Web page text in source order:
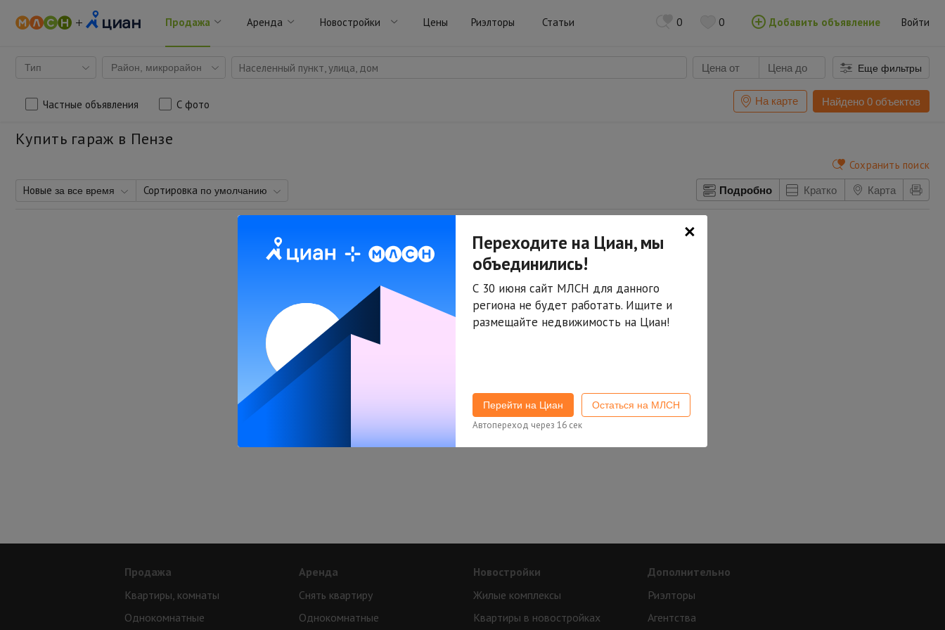
Продажа Аренда Новостройки Цены Риэлторы Статьи 0 0 Добавить объявление Войти
Тип Район, микрорайон Населенный пункт, улица, дом Еще фильтры
Частные объявления С фото На карте Найдено 0 объектов
Купить гараж в Пензе
Сохранить поиск
Новые за все время Сортировка по умолчанию Подробно Кратко Карта
По вашему запросу ничего не найдено.
Попробуйте изменить параметры поиска
Продажа Аренда Новостройки
Дополнительно
Квартиры, комнаты
Однокомнатные
Снять квартиру
Однокомнатные
Жилые комплексы
Квартиры в новостройках
Риэлторы
Агентства
×
Переходите на Циан, мы
объединились!
С 30 июня сайт МЛСН для данного
региона не будет работать. Ищите и
размещайте недвижимость на Циан!
Перейти на Циан Остаться на МЛСН
Автопереход через 16 сек